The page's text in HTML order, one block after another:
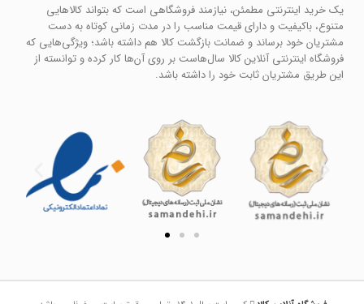
یک خرید اینترنتی مطمئن، نیازمند فروشگاهی است که بتواند کالاهایی
متنوع، باکیفیت و دارای قیمت مناسب را در مدت زمانی کوتاه به دست
مشتریان خود برساند و ضمانت بازگشت کالا هم داشته باشد؛ ویژگی‌هایی که
فروشگاه اینترنتی آنلاین کالا سال‌هاست بر روی آن‌ها کار کرده و توانسته از
این طریق مشتریان ثابت خود را داشته باشد.